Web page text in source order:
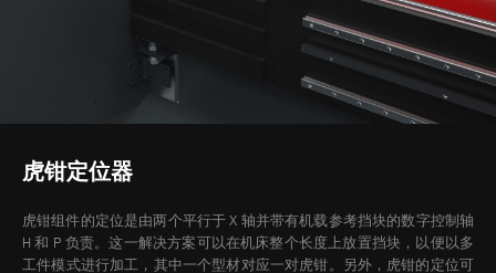
虎钳定位器
虎钳组件的定位是由两个平行于 X 轴并带有机载参考挡块的数字控制轴
H 和 P 负责。这一解决方案可以在机床整个长度上放置挡块，以便以多
工件模式进行加工，其中一个型材对应一对虎钳。另外，虎钳的定位可